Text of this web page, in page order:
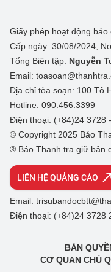
Giấy phép hoạt động
Cấp ngày: 30/08/2024;
Tổng Biên tập: Nguyễn
Email:
Địa chỉ tòa soạn: 100 Tô
Hotline: 090.456.3399
Điện thoại: (+84)24 3728
© Copyright 2025 Báo
® Báo Thanh tra giữ bản
LIÊN HỆ QUẢNG CÁO
Email:
Điện thoại: (+84)24 3728
BẢN
CƠ QUAN CHỦ